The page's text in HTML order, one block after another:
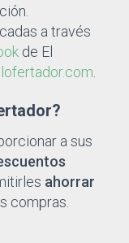
a través
de El
a sus
ahorrar
compras.